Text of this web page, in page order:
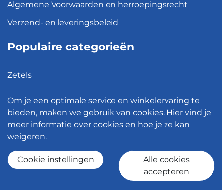
Algemene Voorwaarden en herroepingsrecht
Verzend- en leveringsbeleid
Populaire categorieën
Zetels
Hanglampen
Bureaustoelen
© 2026 - Meubelen Jonckheere -
Om je een optimale service en winkelervaring te
bieden, maken we gebruik van cookies. Hier vind je
meer informatie over cookies en hoe je ze kan
weigeren.
Cookie instellingen
Alle cookies
accepteren